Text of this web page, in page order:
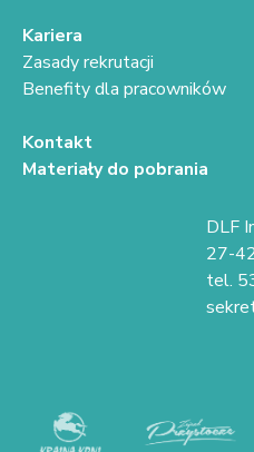
Kariera
Zasady rekrutacji
Benefity dla pracowników
Kontakt
Materiały do pobrania
DLF
27-
tel.